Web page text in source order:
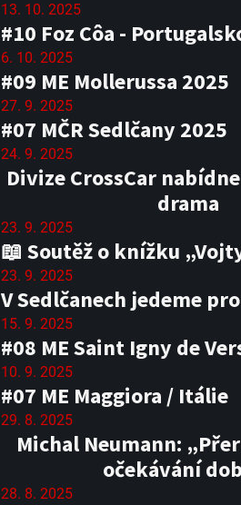
13. 10. 2025
#10 Foz Côa -
6. 10. 2025
#09 ME Mollerussa 2025
27. 9. 2025
#07 MČR Sedlčany 2025
24. 9. 2025
Divize CrossCar
drama
23. 9. 2025
📖 Soutěž o knížku
23. 9. 2025
V Sedlčanech jedeme
15. 9. 2025
#08 ME Saint Igny de
10. 9. 2025
#07 ME Maggiora / Itálie
29. 8. 2025
Michal Neumann:
očekávání
28. 8. 2025